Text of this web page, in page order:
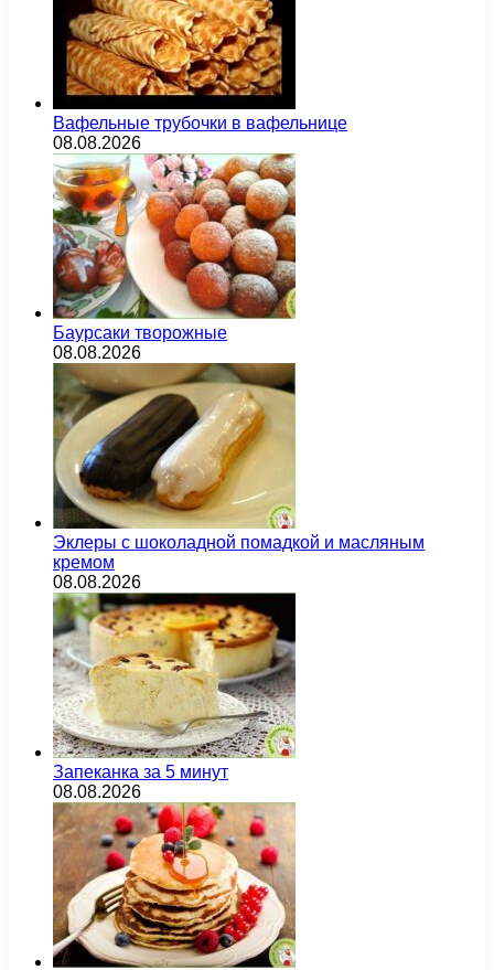
Вафельные трубочки в вафельнице
08.08.2026
Баурсаки творожные
08.08.2026
Эклеры с шоколадной помадкой и масляным
кремом
08.08.2026
Запеканка за 5 минут
08.08.2026